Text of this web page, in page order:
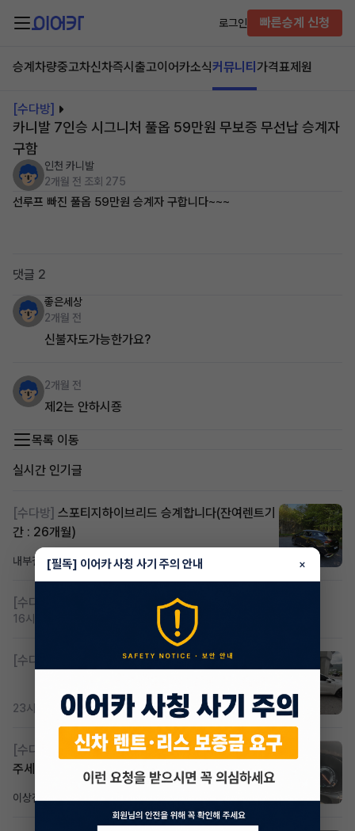
로그인 빠른승계 신청
승계차량중고차신차즉시출고이어카소식커뮤니티 가격표제원
[수다방]
카니발 7인승 시그니처 풀옵 59만원 무보증 무선납 승계자
구함
인천 카니발
2개월 전 조회 275
선루프 빠진 풀옵 59만원 승계자 구합니다~~~
댓글 2
좋은세상
2개월 전
신불자도가능한가요?
2개월 전
제2는 안하시죵
목록 이동
실시간 인기글
[수다방] 스포티지하이브리드 승계합니다(잔여렌트기
간 : 26개월)
내부결재10시간 전조회 813 댓글 1
[수다방] 저신용 무심사 or 신차 렌트 찾으시는분!!
16시간 전
[수다방] K8 하이브리드 (풀옵션) 758,780원
23시간 전 조회 369댓글 2
[수다방]
Gv70 승계자분 구합니다 지원금 협의연락
주세요
이상진2일 전조회 184댓글 1
[필독] 이어카 사칭 사기 주의 안내 ×